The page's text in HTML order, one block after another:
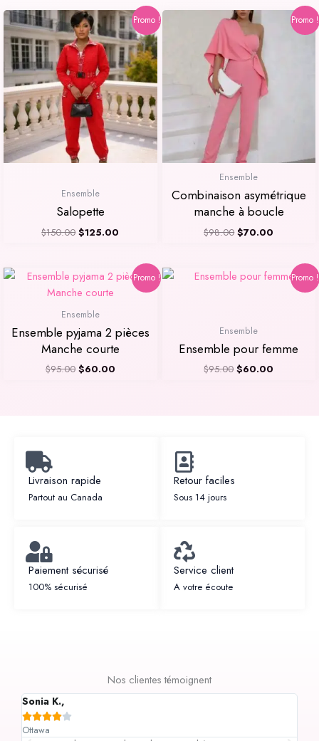
Promo !
Ensemble
Salopette
$150.00
Le
prix
initial
était :
$150.00.
$125.00
Le
prix
actuel
est :
$125.00.
Promo !
Ensemble
Combinaison asymétrique
manche à boucle
$98.00
Le
prix
initial
était :
$98.00.
$70.00
prix
actuel
Promo !
Ensemble
Ensemble pyjama 2 pièces
Manche courte
$95.00
Le
prix
initial
était :
$95.00.
$60.00
Le
prix
actuel
Promo !
Ensemble
Ensemble pour femme
$95.00
Le
prix
$60.00
Le
prix
actuel
Livraison rapide
Partout au Canada
Retour faciles
Sous 14 jours
Paiement sécurisé
100% sécurisé
Service client
A votre écoute
Nos clientes témoignent
Sonia K.,

Ottawa